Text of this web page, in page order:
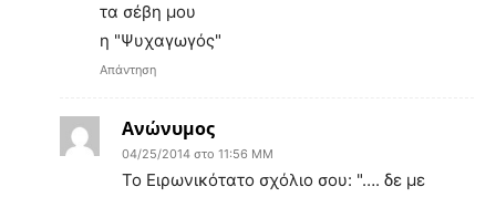
τα σέβη μου
η "Ψυχαγωγός"
Απάντηση
Ανώνυμος
04/25/2014 στο 11:56 ΜΜ
Το Ειρωνικότατο σχόλιο σου: "…. δε με